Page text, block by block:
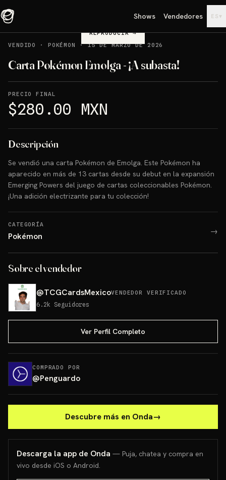
Shows Vendedores ES ▾
REPRODUCIR→
VENDIDO
· POKÉMON ·15 DE MARZO DE 2026
Carta Pokémon Emolga - ¡A subasta!
PRECIO FINAL
$280.00 MXN
Descripción
Se vendió una carta Pokémon de Emolga. Este Pokémon ha
aparecido en más de 13 cartas desde su debut en la expansión
Emerging Powers del juego de cartas coleccionables Pokémon.
¡Una adición electrizante para tu colección!
CATEGORÍA
Pokémon →
Sobre el vendedor
@TCGCardsMexicoVENDEDOR VERIFICADO
6.2k Seguidores
Ver Perfil Completo
COMPRADO POR
@Penguardo
Descubre más en Onda→
Descarga la app de Onda — Puja, chatea y compra en
vivo desde iOS o Android.